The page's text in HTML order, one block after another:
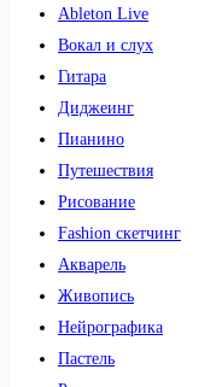
Ableton Live
Вокал и слух
Гитара
Диджеинг
Пианино
Путешествия
Рисование
Fashion скетчинг
Акварель
Живопись
Нейрографика
Пастель